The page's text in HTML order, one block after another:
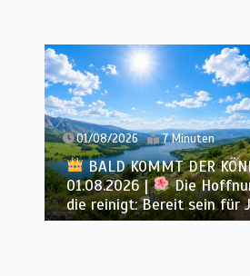
01/08/2026 7 Minuten
BALD KOMMT DER
01.08.2026 |
Die
die reinigt: Bereit sein für